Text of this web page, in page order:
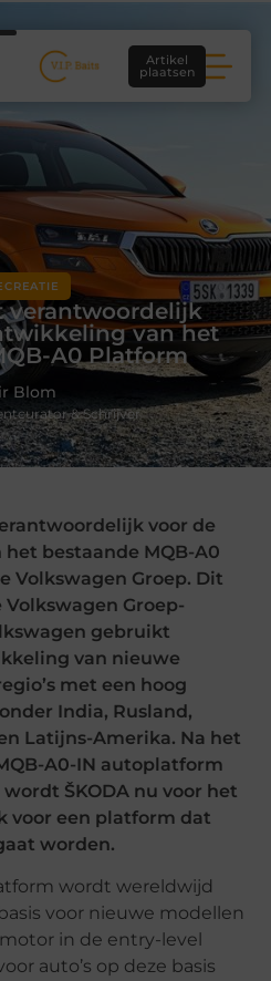
Artikel
plaatsen
verantwoordelijk
van het
A0 Platform
Blom
& Schrijver
voor de
bestaande MQB-A0
Volkswagen Groep. Dit
Groep-
gebruikt
van nieuwe
met een hoog
India, Rusland,
Latijns-Amerika. Na het
A0-IN autoplatform
ŠKODA nu voor het
voor een platform dat
worden.
wordt wereldwijd
voor nieuwe modellen
in de entry-level
auto’s op deze basis